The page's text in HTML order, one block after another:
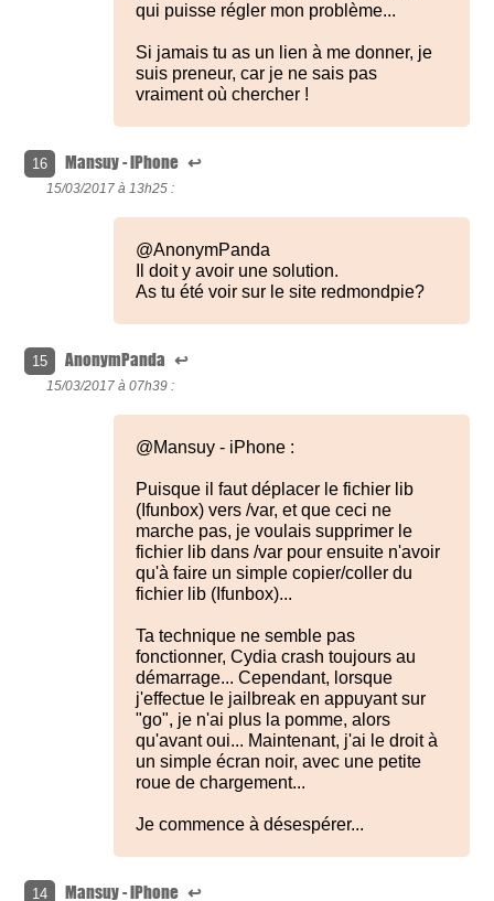
qui puisse régler mon problème...
Si jamais tu as un lien à me donner, je
suis preneur, car je ne sais pas
vraiment où chercher !
16 Mansuy - iPhone ↩
15/03/2017 à 13h25 :
@AnonymPanda
Il doit y avoir une solution.
As tu été voir sur le site redmondpie?
15 AnonymPanda ↩
15/03/2017 à 07h39 :
@Mansuy - iPhone :
Puisque il faut déplacer le fichier lib
(Ifunbox) vers /var, et que ceci ne
marche pas, je voulais supprimer le
fichier lib dans /var pour ensuite n'avoir
qu'à faire un simple copier/coller du
fichier lib (Ifunbox)...
Ta technique ne semble pas
fonctionner, Cydia crash toujours au
démarrage... Cependant, lorsque
j'effectue le jailbreak en appuyant sur
"go", je n'ai plus la pomme, alors
qu'avant oui... Maintenant, j'ai le droit à
un simple écran noir, avec une petite
roue de chargement...
Je commence à désespérer...
14 Mansuy - iPhone ↩